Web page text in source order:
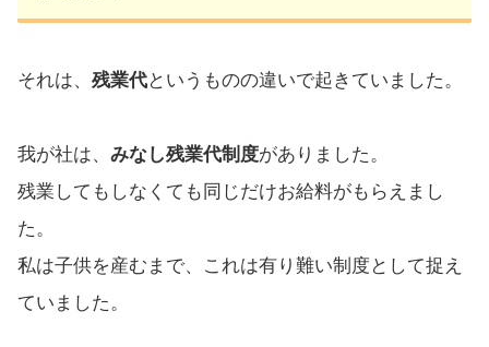
それは、 残業代というものの違いで起きていました。
我が社は、 みなし残業代制度がありました。
残業してもしなくても同じだけお給料がもらえまし
た。
私は子供を産むまで、これは有り難い制度として捉え
ていました。